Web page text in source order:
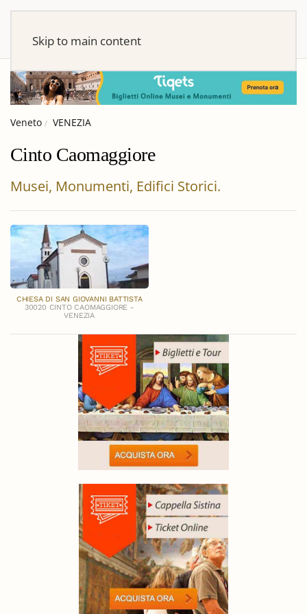
Skip to main content
Veneto VENEZIA
Cinto Caomaggiore
Musei, Monumenti, Edifici Storici.
CHIESA DI SAN GIOVANNI BATTISTA
30020 CINTO CAOMAGGIORE -
VENEZIA